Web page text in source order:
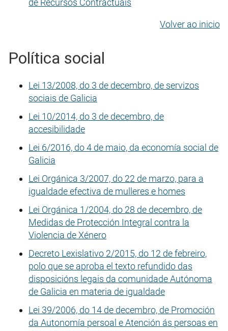
de Recursos Contractuais
Volver ao inicio
Política social
Lei 13/2008, do 3 de decembro, de servizos
sociais de Galicia
Lei 10/2014, do 3 de decembro, de
accesibilidade
Lei 6/2016, do 4 de maio, da economía social de
Galicia
Lei Orgánica 3/2007, do 22 de marzo, para a
igualdade efectiva de mulleres e homes
Lei Orgánica 1/2004, do 28 de decembro, de
Medidas de Protección Integral contra la
Violencia de Xénero
Decreto Lexislativo 2/2015, do 12 de febreiro,
polo que se aproba el texto refundido das
disposicións legais da comunidade Autónoma
de Galicia en materia de igualdade
Lei 39/2006, do 14 de decembro, de Promoción
da Autonomía persoal e Atención ás persoas en